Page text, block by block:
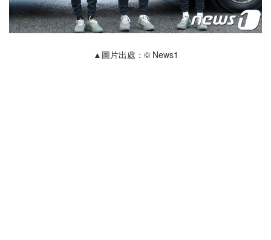
▲圖片出處：© News1